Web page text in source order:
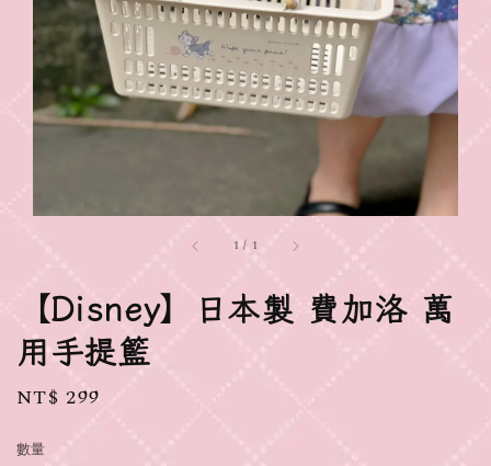
1 / 1
【Disney】日本製 費加洛 萬
用手提籃
Regular
NT$ 299
數量